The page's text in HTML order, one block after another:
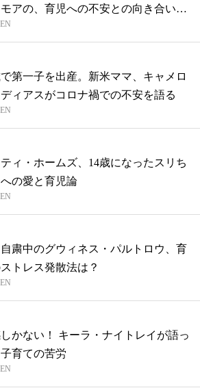
アの、育児への不安との向き合い方
第一子を出産。新米ママ、キャメロ
ィアスがコロナ禍での不安を語る
ィ・ホームズ、14歳になったスリち
の愛と育児論
粛中のグウィネス・パルトロウ、育
トレス発散法は？
かない！ キーラ・ナイトレイが語っ
育ての苦労